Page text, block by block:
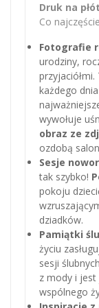
Druk na
Co
Fotografie
urodziny,
każdego
wywołuje
obraz ze
ozdobą
Sesje
tak szybko!
pokoju
dziadków.
Pamiątki
życiu
sesji
z mody i jest
wspólnego